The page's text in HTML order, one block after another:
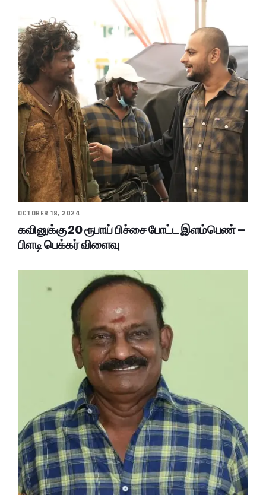
OCTOBER 18, 2024
கவினுக்கு 20 ரூபாய் பிச்சை போட்ட இளம்பெண் –
பிளடி பெக்கர் விளைவு